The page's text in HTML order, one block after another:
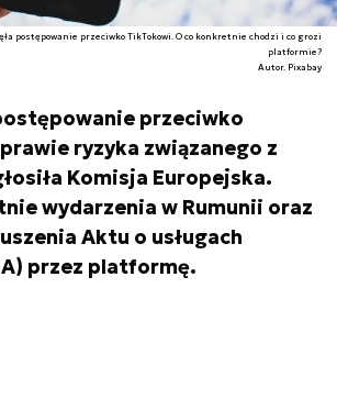
postępowanie przeciwko TikTokowi. O co konkretnie chodzi i co grozi
platformie?
Autor. Pixabay
przeciwko
ryzyka związanego z
Komisja Europejska.
wydarzenia w Rumunii oraz
Aktu o usługach
przez platformę.